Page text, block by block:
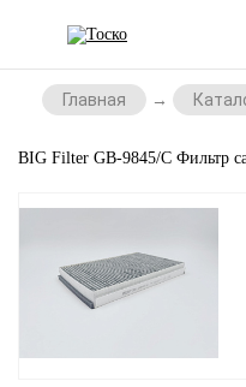
Главная
BIG Filter GB-9845/C Фильтр